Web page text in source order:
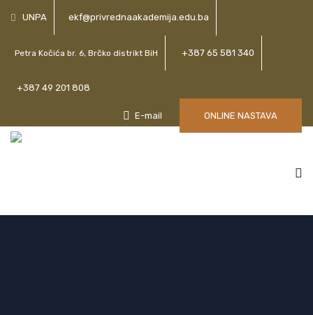
UNPA ekf@privrednaakademija.edu.ba
Petra Kočića br. 6, Brčko distrikt BiH +387 65 581 340
+387 49 201 808
E-mail ONLINE NASTAVA